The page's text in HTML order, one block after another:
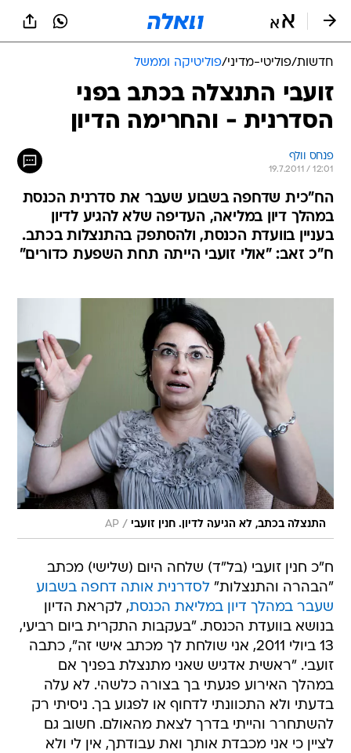
חדשות/פוליטי-מדיני/פוליטיקה וממשל
זועבי התנצלה בכתב בפני
הסדרנית - והחרימה הדיון
פנחס וולף
19.7.2011 / 12:01
הח"כית שדחפה בשבוע שעבר את סדרנית הכנסת
במהלך דיון במליאה, העדיפה שלא להגיע לדיון
בעניין בוועדת הכנסת, ולהסתפק בהתנצלות בכתב.
ח"כ זאב: "אולי זועבי הייתה תחת השפעת כדורים"
התנצלה בכתב, לא הגיעה לדיון. חנין זועבי /
AP
ח"כ חנין זועבי (בל"ד) שלחה היום (שלישי) מכתב
"הבהרה והתנצלות"לסדרנית אותה דחפה בשבוע
שעבר במהלך דיון במליאת הכנסת, לקראת הדיון
בנושא בוועדת הכנסת. "בעקבות התקרית ביום רביעי,
13 ביולי 2011, אני שולחת לך מכתב אישי זה", כתבה
זועבי. "ראשית אדגיש שאני מתנצלת בפניך אם
במהלך האירוע פגעתי בך בצורה כלשהי. לא עלה
בדעתי ולא התכוונתי לדחוף או לפגוע בך. ניסיתי רק
להשתחרר והייתי בדרך לצאת מהאולם. חשוב גם
לציין כי אני מכבדת אותך ואת עבודתך, אין לי ולא